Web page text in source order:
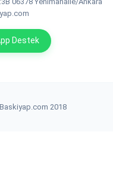
Destek
2018